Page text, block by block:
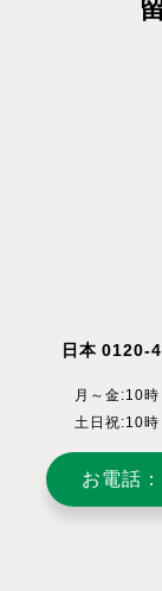
日本 0120-
月～金:10
土日祝:10
お電話